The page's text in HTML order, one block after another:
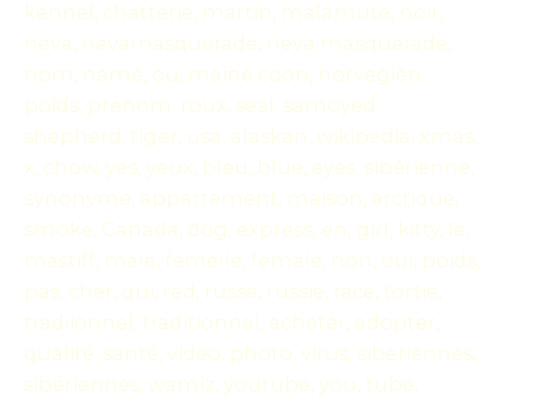
kennel, chatterie, martin, malamute, noir,
neva, nevamasquerade, neva masquerade,
nom, name, ou, maine coon, norvegien,
poids, prénom, roux, seal, samoyed,
shepherd, tiger, usa, alaskan, wikipedia, xmas,
x, chow, yes, yeux, bleu, blue, eyes, sibérienne,
synonyme, appartement, maison, arctique,
smoke, Canada, dog, express, en, girl, kitty, le,
mastiff, male, femelle, female, non, oui, poids,
pas, cher, qui, red, russe, russie, race, tortie,
tradiionnel, traditionnal, acheter, adopter,
qualité, santé, video, photo, virus, siberiennes,
sibériennes, wamiz, youtube, you, tube,